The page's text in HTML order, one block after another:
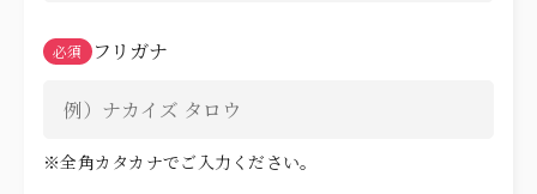
SCHEDULE
PARTY
CEREMONY 挙式
必須 フリガナ
※全角カタカナでご入力ください。